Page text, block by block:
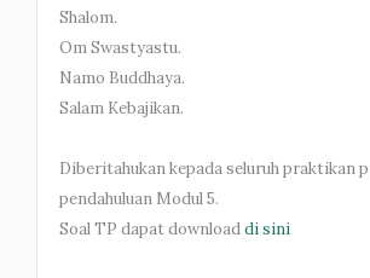
Shalom.
Om Swastyastu.
Namo Buddhaya.
Salam Kebajikan.
Diberitahukan kepada seluruh praktikan
pendahuluan Modul 5.
Soal TP dapat downloaddi sini